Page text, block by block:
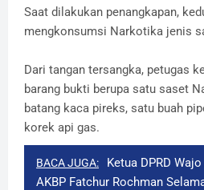
Saat dilakukan penangkapan,
mengkonsumsi Narkotika jenis
Dari tangan tersangka, petugas
barang bukti berupa satu saset
batang kaca pireks, satu buah
korek api gas.
BACA JUGA:
Ketua DPRD
AKBP Fatchur Rochman